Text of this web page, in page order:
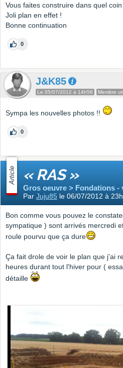
Vous faites construire dans quel
Joli plan en effet !
Bonne continuation
0
J&K85
Le 05/07/2012 à 14h56 Membre
Sympa les nouvelles photos !!
0
Article « RAS »
Gros oeuvre > Fondations -
Par Juju85 le 06/07/2012 à
Bon comme vous pouvez le
sympatique ) sont arrivés mercredi
roule pourvu que ça dure
Ça fait drole de voir le plan que j'ai
heures durant tout l'hiver pour (
détaille